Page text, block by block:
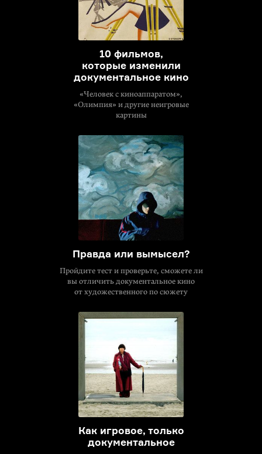
10 фильмов,
которые изменили
документальное кино
«Человек с киноаппаратом»,
«Олимпия» и другие неигровые
картины
Правда или вымысел?
Пройдите тест и проверьте, сможете ли
вы отличить документальное кино
от художественного по сюжету
Как игровое, только
документальное